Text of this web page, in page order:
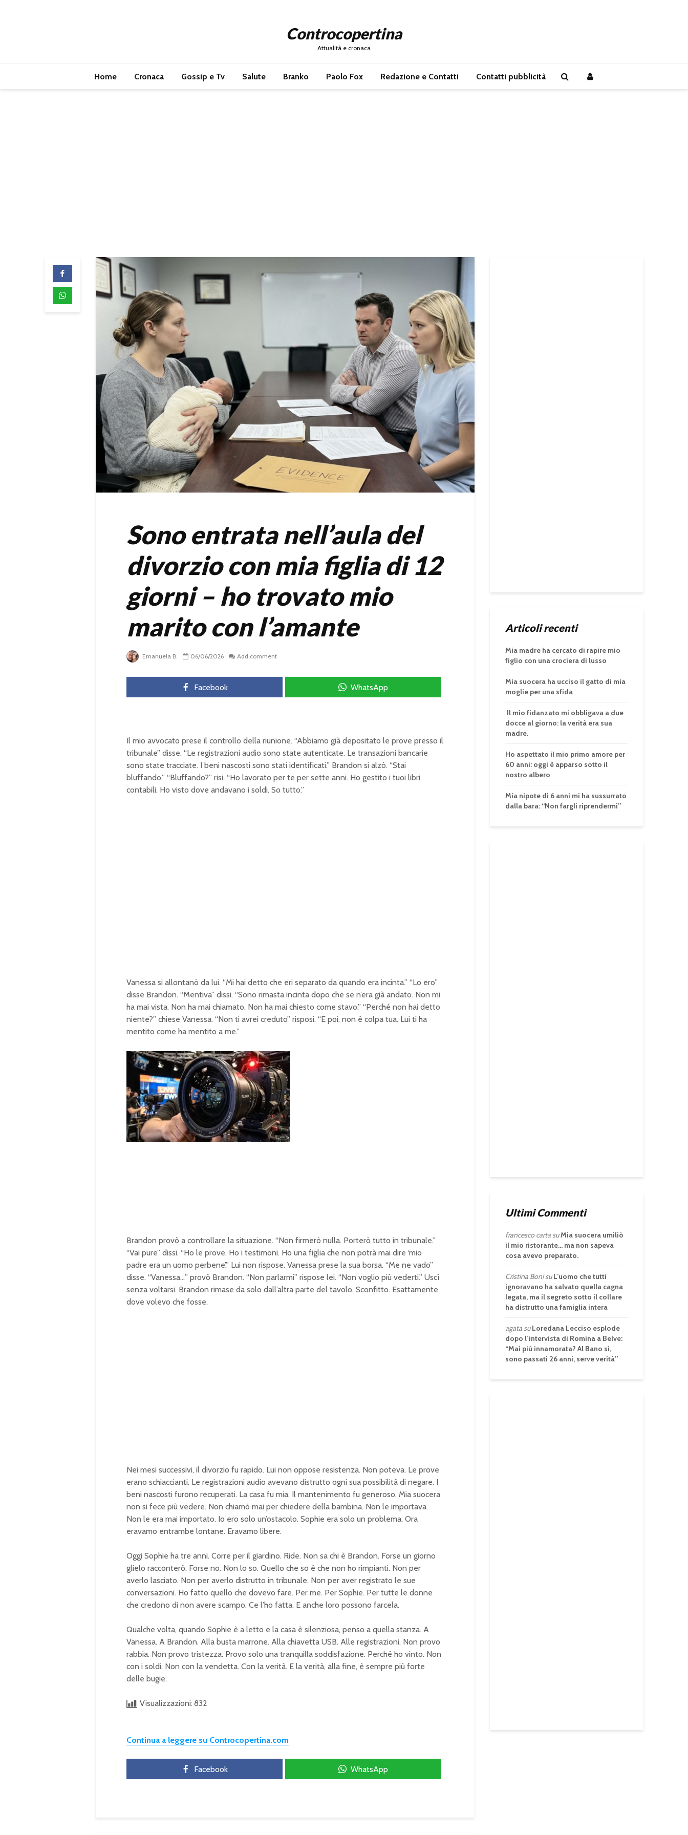
Controcopertina
Attualità e cronaca
Home Cronaca Gossip e Tv Salute Branko Paolo Fox Redazione e Contatti Contatti pubblicità
Sono entrata nell’aula del
divorzio con mia figlia di 12
giorni – ho trovato mio
marito con l’amante
Emanuela B. 06/06/2026 Add comment
Facebook WhatsApp
Il mio avvocato prese il controllo della riunione. “Abbiamo già depositato le prove presso il
tribunale” disse. “Le registrazioni audio sono state autenticate. Le transazioni bancarie
sono state tracciate. I beni nascosti sono stati identificati.” Brandon si alzò. “Stai
bluffando.” “Bluffando?” risi. “Ho lavorato per te per sette anni. Ho gestito i tuoi libri
contabili. Ho visto dove andavano i soldi. So tutto.”
Vanessa si allontanò da lui. “Mi hai detto che eri separato da quando era incinta.” “Lo ero”
disse Brandon. “Mentiva” dissi. “Sono rimasta incinta dopo che se n’era già andato. Non mi
ha mai vista. Non ha mai chiamato. Non ha mai chiesto come stavo.” “Perché non hai detto
niente?” chiese Vanessa. “Non ti avrei creduto” risposi. “E poi, non è colpa tua. Lui ti ha
mentito come ha mentito a me.”
U
m
L
o
Brandon provò a controllare la situazione. “Non firmerò nulla. Porterò tutto in tribunale.”
“Vai pure” dissi. “Ho le prove. Ho i testimoni. Ho una figlia che non potrà mai dire ‘mio
padre era un uomo perbene’.” Lui non rispose. Vanessa prese la sua borsa. “Me ne vado”
disse. “Vanessa…” provò Brandon. “Non parlarmi” rispose lei. “Non voglio più vederti.” Uscì
senza voltarsi. Brandon rimase da solo dall’altra parte del tavolo. Sconfitto. Esattamente
dove volevo che fosse.
Nei mesi successivi, il divorzio fu rapido. Lui non oppose resistenza. Non poteva. Le prove
erano schiaccianti. Le registrazioni audio avevano distrutto ogni sua possibilità di negare. I
beni nascosti furono recuperati. La casa fu mia. Il mantenimento fu generoso. Mia suocera
non si fece più vedere. Non chiamò mai per chiedere della bambina. Non le importava.
Non le era mai importato. Io ero solo un’ostacolo. Sophie era solo un problema. Ora
eravamo entrambe lontane. Eravamo libere.
Oggi Sophie ha tre anni. Corre per il giardino. Ride. Non sa chi è Brandon. Forse un giorno
glielo racconterò. Forse no. Non lo so. Quello che so è che non ho rimpianti. Non per
averlo lasciato. Non per averlo distrutto in tribunale. Non per aver registrato le sue
conversazioni. Ho fatto quello che dovevo fare. Per me. Per Sophie. Per tutte le donne
che credono di non avere scampo. Ce l’ho fatta. E anche loro possono farcela.
Qualche volta, quando Sophie è a letto e la casa è silenziosa, penso a quella stanza. A
Vanessa. A Brandon. Alla busta marrone. Alla chiavetta USB. Alle registrazioni. Non provo
rabbia. Non provo tristezza. Provo solo una tranquilla soddisfazione. Perché ho vinto. Non
con i soldi. Non con la vendetta. Con la verità. E la verità, alla fine, è sempre più forte
delle bugie.
Visualizzazioni: 832
Continua a leggere su Controcopertina.com
Facebook WhatsApp
Articoli recenti
Mia madre ha cercato di rapire mio
figlio con una crociera di lusso
Mia suocera ha ucciso il gatto di mia
moglie per una sfida
Il mio fidanzato mi obbligava a due
docce al giorno: la verità era sua
madre.
Ho aspettato il mio primo amore per
60 anni: oggi è apparso sotto il
nostro albero
Mia nipote di 6 anni mi ha sussurrato
dalla bara: “Non fargli riprendermi”
Ultimi Commenti
francesco cartasuMia suocera umiliò
il mio ristorante… ma non sapeva
cosa avevo preparato.
Cristina BonisuL’uomo che tutti
ignoravano ha salvato quella cagna
legata, ma il segreto sotto il collare
ha distrutto una famiglia intera
agatasuLoredana Lecciso esplode
dopo l’intervista di Romina a Belve:
“Mai più innamorata? Al Bano sì,
sono passati 26 anni, serve verità”